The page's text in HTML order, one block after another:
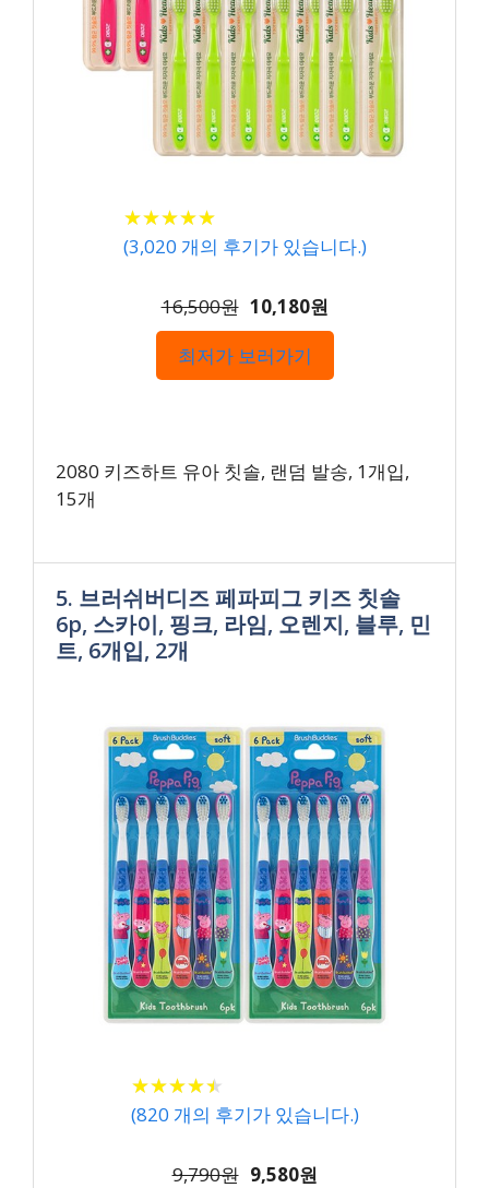
★★★★★
★★★★★
(3,020 개의 후기가 있습니다.)
16,500원 10,180원
최저가 보러가기
2080 키즈하트 유아 칫솔, 랜덤 발송, 1개입,
15개
5. 브러쉬버디즈 페파피그 키즈 칫솔
6p, 스카이, 핑크, 라임, 오렌지, 블루, 민
트, 6개입, 2개
★★★★★
★★★★★
(820 개의 후기가 있습니다.)
9,790원 9,580원